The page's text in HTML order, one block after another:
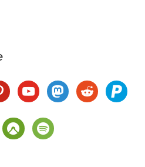
youtubemastodon
reddit paypal
komootspotify